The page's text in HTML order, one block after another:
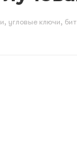
угловые ключи,